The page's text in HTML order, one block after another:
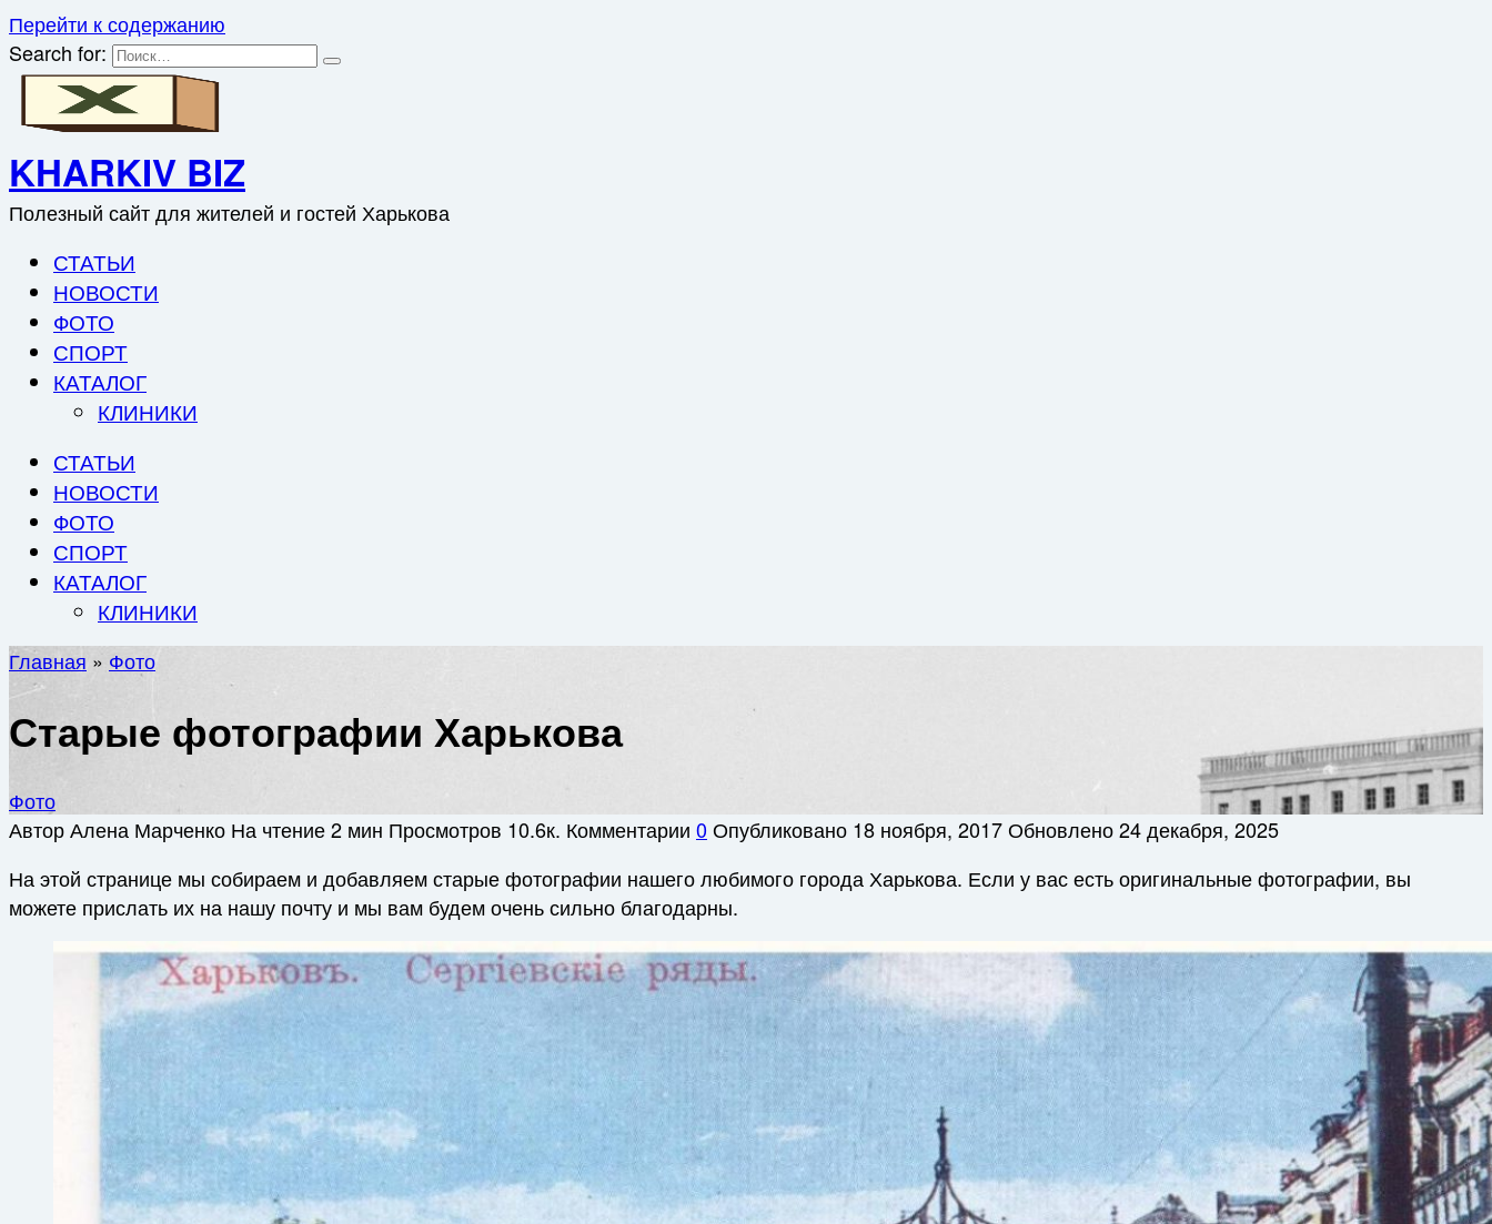
Перейти к содержанию
Search for:
KHARKIV BIZ
Полезный сайт для жителей и гостей Харькова
СТАТЬИ
НОВОСТИ
ФОТО
СПОРТ
КАТАЛОГ
КЛИНИКИ
СТАТЬИ
НОВОСТИ
ФОТО
СПОРТ
КАТАЛОГ
КЛИНИКИ
Главная » Фото
Старые фотографии Харькова
Фото
АвторАлена Марченко На чтение2 мин Просмотров 10.6к. Комментарии 0Опубликовано 18 ноября, 2017Обновлено24 декабря, 2025
На этой странице мы собираем и добавляем старые фотографии нашего любимого города Харькова. Если у вас есть оригинальные фотографии, вы
можете прислать их на нашу почту и мы вам будем очень сильно благодарны.